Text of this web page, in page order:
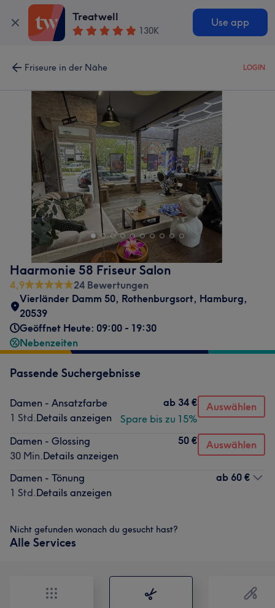
Treatwell
130K
Use app
Friseure in der Nähe LOGIN
Haarmonie 58 Friseur Salon
4,9
24 Bewertungen
Vierländer Damm 50, Rothenburgsort, Hamburg,
20539
Geöffnet Heute: 09:00 - 19:30
Nebenzeiten
Passende Suchergebnisse
Damen - Ansatzfarbe
1 Std.Details anzeigen
ab 34 €
Spare bis zu 15%
Auswählen
Damen - Glossing
30 Min.Details anzeigen
50 € Auswählen
Damen - Tönung
1 Std.Details anzeigen
ab 60 €
Nicht gefunden wonach du gesucht hast?
Alle Services